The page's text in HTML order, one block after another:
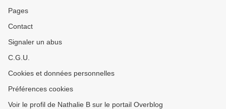
Pages
Contact
Signaler un abus
C.G.U.
Cookies et données personnelles
Préférences cookies
Voir le profil de Nathalie B sur le portail Overblog